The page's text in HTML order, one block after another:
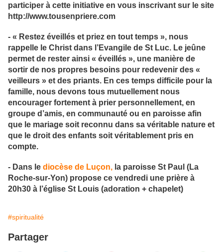
participer à cette initiative en vous inscrivant sur le site
http://www.tousenpriere.com
- « Restez éveillés et priez en tout temps », nous
rappelle le Christ dans l’Evangile de St Luc. Le jeûne
permet de rester ainsi « éveillés », une manière de
sortir de nos propres besoins pour redevenir des «
veilleurs » et des priants. En ces temps difficile pour la
famille, nous devons tous mutuellement nous
encourager fortement à prier personnellement, en
groupe d’amis, en communauté ou en paroisse afin
que le mariage soit reconnu dans sa véritable nature et
que le droit des enfants soit véritablement pris en
compte.
- Dans le diocèse de Luçon, la paroisse St Paul (La
Roche-sur-Yon) propose ce vendredi une prière à
20h30 à l’église St Louis (adoration + chapelet)
#spiritualité
Partager